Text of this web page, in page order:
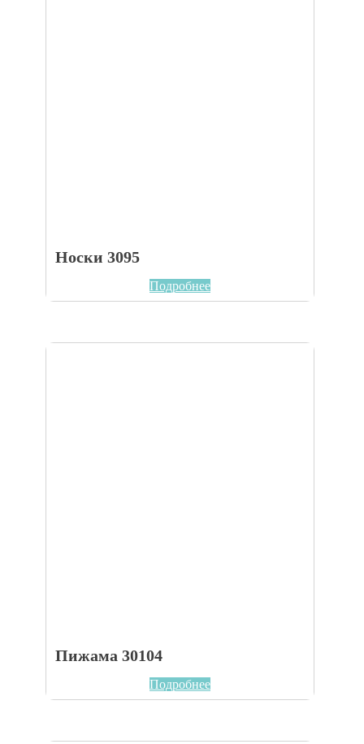
Носки 3095
Подробнее
Пижама 30104
Подробнее